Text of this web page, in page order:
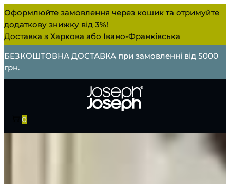
Оформлюйте замовлення через кошик та отримуйте
додаткову знижку від 3%!
Доставка з Харкова або Івано-Франківська
БЕЗКОШТОВНА ДОСТАВКА при замовленні від 5000
грн.
0